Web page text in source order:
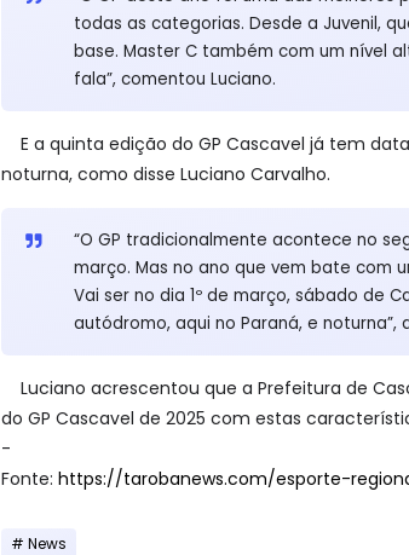
todas as categorias. Desde a Juvenil,
base. Master C também com um nível
fala”, comentou Luciano.
E a quinta edição do GP Cascavel já tem
noturna, como disse Luciano Carvalho.
“O GP tradicionalmente acontece no
março. Mas no ano que vem bate com
Vai ser no dia 1º de março, sábado de
autódromo, aqui no Paraná, e noturna”,
Luciano acrescentou que a Prefeitura de
do GP Cascavel de 2025 com estas
-
Fonte: https://tarobanews.com/esporte-
News